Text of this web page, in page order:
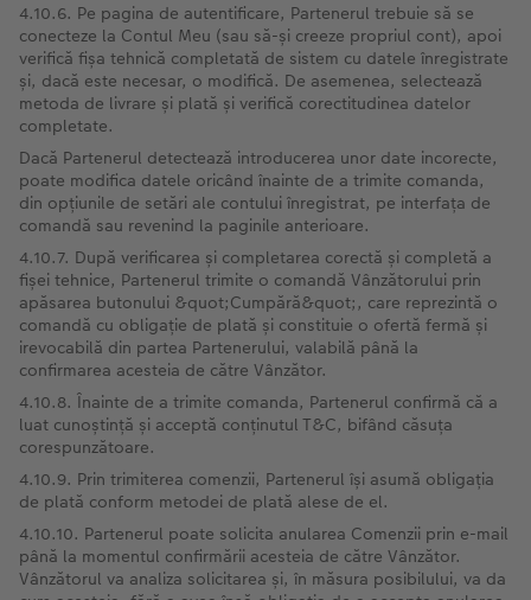
4.10.6. Pe pagina de autentificare, Partenerul trebuie să se
conecteze la Contul Meu (sau să-și creeze propriul cont), apoi
verifică fișa tehnică completată de sistem cu datele înregistrate
și, dacă este necesar, o modifică. De asemenea, selectează
metoda de livrare și plată și verifică corectitudinea datelor
completate.
Dacă Partenerul detectează introducerea unor date incorecte,
poate modifica datele oricând înainte de a trimite comanda,
din opțiunile de setări ale contului înregistrat, pe interfața de
comandă sau revenind la paginile anterioare.
4.10.7. După verificarea și completarea corectă și completă a
fișei tehnice, Partenerul trimite o comandă Vânzătorului prin
apăsarea butonului &quot;Cumpără&quot;, care reprezintă o
comandă cu obligație de plată și constituie o ofertă fermă și
irevocabilă din partea Partenerului, valabilă până la
confirmarea acesteia de către Vânzător.
4.10.8. Înainte de a trimite comanda, Partenerul confirmă că a
luat cunoștință și acceptă conținutul T&C, bifând căsuța
corespunzătoare.
4.10.9. Prin trimiterea comenzii, Partenerul își asumă obligația
de plată conform metodei de plată alese de el.
4.10.10. Partenerul poate solicita anularea Comenzii prin e-mail
până la momentul confirmării acesteia de către Vânzător.
Vânzătorul va analiza solicitarea și, în măsura posibilului, va da